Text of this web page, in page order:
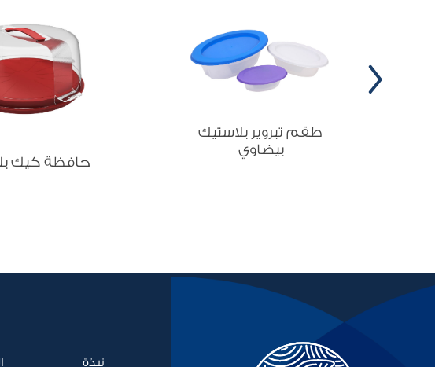
طقم تبروير بلاستيك
بيضاوي
حافظة كيك
نبذة